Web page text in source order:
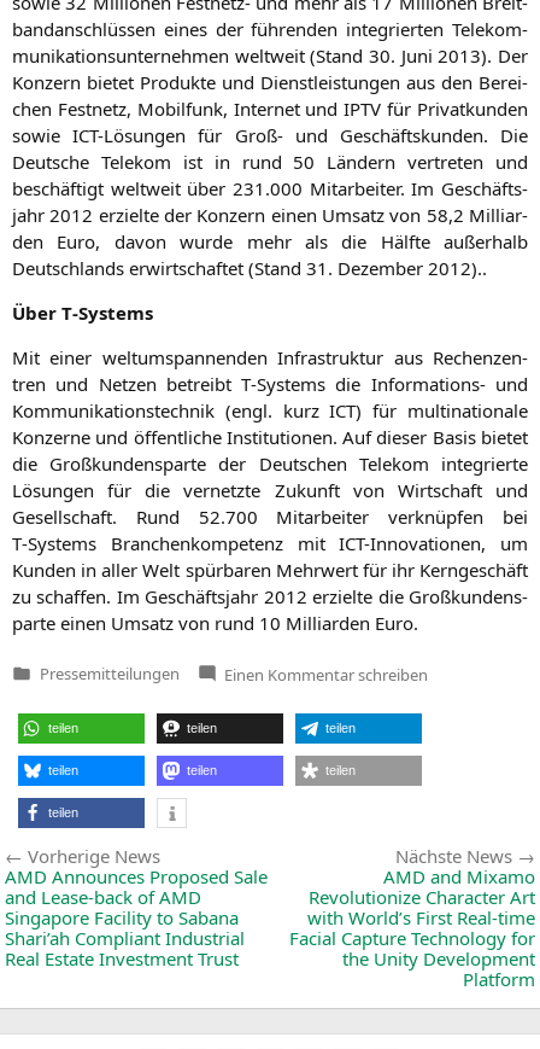
band­an­schlüs­sen eines der füh­ren­den inte­grier­ten Tele­kom­
mu­ni­ka­ti­ons­un­ter­neh­men welt­weit (Stand 30. Juni 2013). Der
Kon­zern bie­tet Pro­duk­te und Dienst­leis­tun­gen aus den Berei­
chen Fest­netz, Mobil­funk, Inter­net undIPTV für Pri­vat­kun­den
sowie ICT-Lösun­gen für Groß- und Geschäfts­kun­den. Die
Deut­sche Tele­kom ist in rund 50 Län­dern ver­tre­ten und
beschäf­tigt welt­weit über 231.000 Mit­ar­bei­ter. Im Geschäfts­
jahr 2012 erziel­te der Kon­zern einen Umsatz von 58,2 Mil­li­ar­
den Euro, davon wur­de mehr als die Hälf­te außer­halb
Deutsch­lands erwirt­schaf­tet (Stand 31. Dezem­ber 2012)..
Über T‑Systems
Mit einer welt­um­span­nen­den Infra­struk­tur aus Rechen­zen­
tren und Net­zen betreibt T‑Systems die Infor­ma­ti­ons- und
Kom­mu­ni­ka­ti­ons­tech­nik (engl. kurzICT) für mul­ti­na­tio­na­le
Kon­zer­ne und öffent­li­che Insti­tu­tio­nen. Auf die­ser Basis bie­tet
die Groß­kun­den­s­par­te der Deut­schen Tele­kom inte­grier­te
Lösun­gen für die ver­netz­te Zukunft von Wirt­schaft und
Gesell­schaft. Rund 52.700 Mit­ar­bei­ter ver­knüp­fen bei
T‑Systems Bran­chen­kom­pe­tenz mit ICT-Inno­va­tio­nen, um
Kun­den in aller Welt spür­ba­ren Mehr­wert für ihr Kern­ge­schäft
zu schaf­fen. Im Geschäfts­jahr 2012 erziel­te die Groß­kun­den­s­
par­te einen Umsatz von rund 10 Mil­li­ar­den Euro.
Veröffentlicht
Pressemitteilungen Einen Kommentarzu
Der
entscheidet:
Wie
die
Bevölkerung
die
bewertet
schreiben
teilen teilen teilen
teilen teilen teilen
teilen
Beitragsnavigation
Vorherige NewsVorherige
News:
AMD Announces Proposed Sale
and Lease-back ofAMD
Singapore Facility to Sabana
Shari’ah Compliant Industrial
Real Estate Investment Trust
Nächste News
AMD and Mixamo
Revolutionize Character Art
with World’s First Real-time
Facial Capture Technology for
the Unity Development
Platform